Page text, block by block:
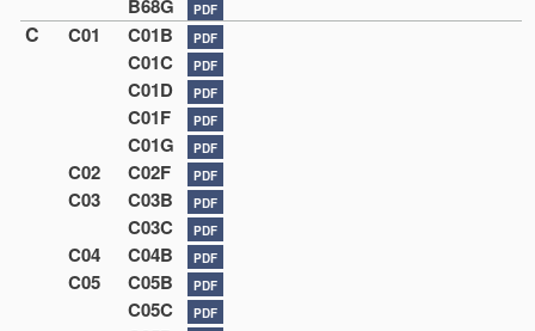
B68G PDF
C C01 C01B PDF
C01C PDF
C01D PDF
C01F PDF
C01G PDF
C02 C02F PDF
C03 C03B PDF
C03C PDF
C04 C04B PDF
C05 C05B PDF
C05C PDF